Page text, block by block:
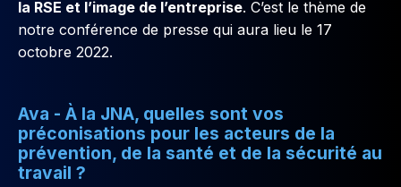
la RSE et l’image de l’entreprise. C’est le thème de
notre conférence de presse qui aura lieu le 17
octobre 2022.
Ava - À la JNA, quelles sont vos
préconisations pour les acteurs de la
prévention, de la santé et de la sécurité au
travail ?